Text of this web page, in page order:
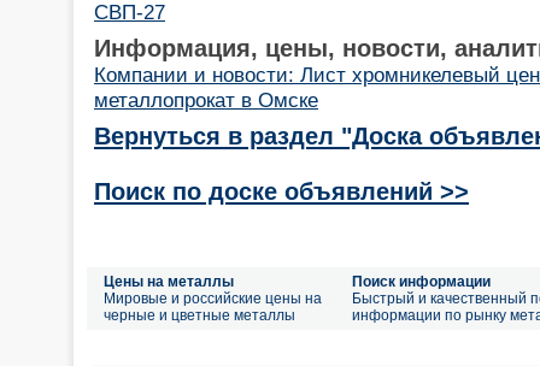
СВП-27
Информация, цены, новости,
Компании и новости: Лист хромникелевый
металлопрокат в Омске
Вернуться в раздел "Доска
Поиск по доске объявлений >>
Цены на металлы
Мировые и российские цены на
черные и цветные металлы
Поиск информации
Быстрый и качественный
информации по рынку